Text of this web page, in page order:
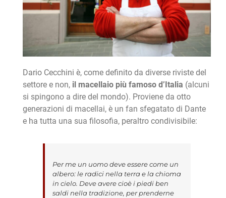
Dario Cecchini è, come definito da diverse riviste del
settore e non,il macellaio più famoso d’Italia (alcuni
si spingono a dire del mondo). Proviene da otto
generazioni di macellai, è un fan sfegatato di Dante
e ha tutta una sua filosofia, peraltro condivisibile:
Per me un uomo deve essere come un
albero: le radici nella terra e la chioma
in cielo. Deve avere cioè i piedi ben
saldi nella tradizione, per prenderne